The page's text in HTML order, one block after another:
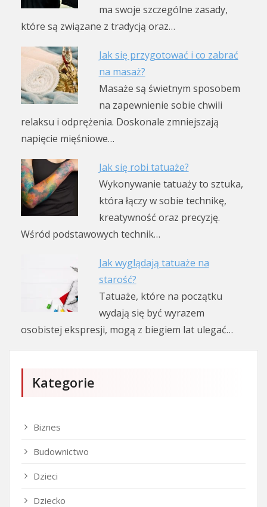
ma swoje szczególne zasady,
które są związane z tradycją oraz…
Jak się przygotować i co zabrać
na masaż?
Masaże są świetnym sposobem
na zapewnienie sobie chwili
relaksu i odprężenia. Doskonale zmniejszają
napięcie mięśniowe…
Jak się robi tatuaże?
Wykonywanie tatuaży to sztuka,
która łączy w sobie technikę,
kreatywność oraz precyzję.
Wśród podstawowych technik…
Jak wyglądają tatuaże na
starość?
Tatuaże, które na początku
wydają się być wyrazem
osobistej ekspresji, mogą z biegiem lat ulegać…
Kategorie
Biznes
Budownictwo
Dzieci
Dziecko